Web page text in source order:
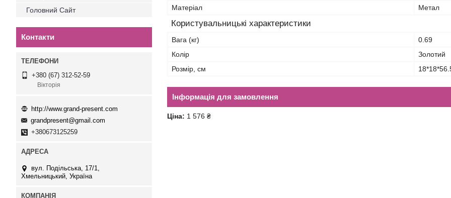
Матеріал
Метал
Користувальницькі характеристики
Вага (кг)
0.69
Колір
Золотий
Розмір, см
Інформація для замовлення
Ціна: 1 576 ₴
Головний Сайт
Контакти
+380 (67) 312-52-59
Вікторія
http://www.grand-present.com
grandpresent@gmail.com
+380673125259
вул. Подільська, 17/1,
Хмельницький, Україна